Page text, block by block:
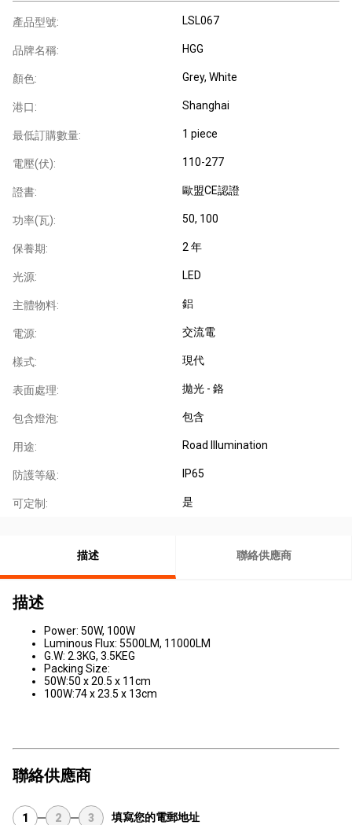
產品型號: LSL067
品牌名稱: HGG
顏色: Grey, White
港口: Shanghai
最低訂購數量: 1 piece
電壓(伏): 110-277
證書: 歐盟CE認證
功率(瓦): 50, 100
保養期: 2 年
光源: LED
主體物料: 鋁
電源: 交流電
樣式: 現代
表面處理: 拋光 - 鉻
包含燈泡: 包含
用途: Road Illumination
防護等級: IP65
可定制: 是
描述 聯絡供應商
描述
Power: 50W, 100W
Luminous Flux: 5500LM, 11000LM
G.W: 2.3KG, 3.5KEG
Packing Size:
50W:50 x 20.5 x 11cm
100W:74 x 23.5 x 13cm
聯絡供應商
1 2 3 填寫您的電郵地址